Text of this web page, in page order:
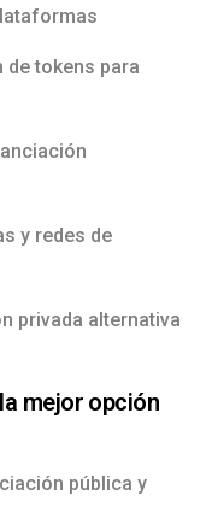
de tokens para
y redes de
privada alternativa
mejor opción
pública y